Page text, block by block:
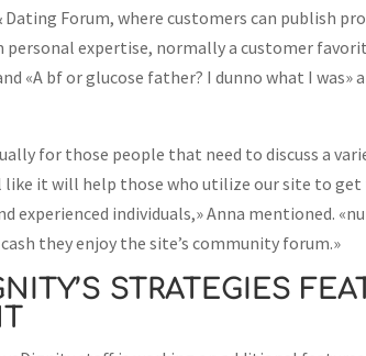
Forum, where customers can publish
expertise, normally a customer
«A bf or glucose father? I dunno what I
for those people that need to discuss a
like it will help those who utilize our site to
experienced individuals,» Anna mentioned.
they enjoy the site’s community forum.»
STRATEGIES